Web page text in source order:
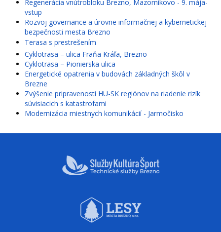
Regenerácia vnútrobloku Brezno, Mazorníkovo - 9. mája-
vstup
Rozvoj governance a úrovne informačnej a kybernetickej
bezpečnosti mesta Brezno
Terasa s prestrešením
Cyklotrasa – ulica Fraňa Kráľa, Brezno
Cyklotrasa – Pionierska ulica
Energetické opatrenia v budovách základných škôl v
Brezne
Zvýšenie pripravenosti HU-SK regiónov na riadenie rizík
súvisiacich s katastrofami
Modernizácia miestnych komunikácií - Jarmočisko